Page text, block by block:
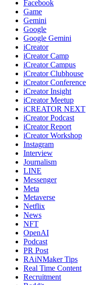
Facebook
Game
Gemini
Google
Google Gemini
iCreator
iCreator Camp
iCreator Campus
iCreator Clubhouse
iCreator Conference
iCreator Insight
iCreator Meetup
iCREATOR NEXT
iCreator Podcast
iCreator Report
iCreator Workshop
Instagram
Interview
Journalism
LINE
Messenger
Meta
Metaverse
Netflix
News
NFT
OpenAI
Podcast
PR Post
RAiNMaker Tips
Real Time Content
Recruitment